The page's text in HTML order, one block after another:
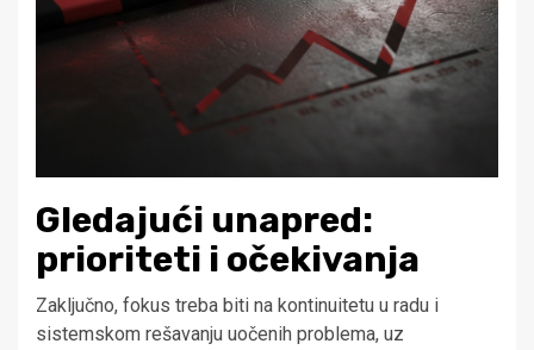
Gledajući unapred:
prioriteti i očekivanja
Zaključno, fokus treba biti na kontinuitetu u radu i
sistemskom rešavanju uočenih problema, uz